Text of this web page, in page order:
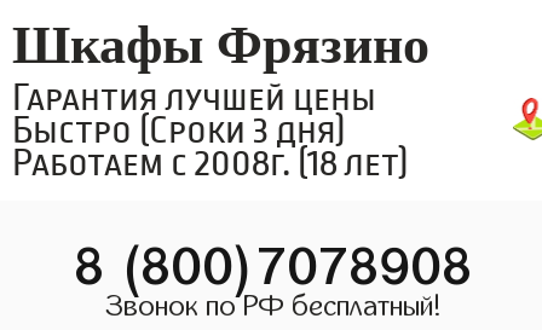
Шкафы Фрязино
Гарантия лучшей цены
Быстро (Сроки 3 дня)
Работаем с 2008г. (18 лет)
8 (800)7078908
Звонок по РФ бесплатный!